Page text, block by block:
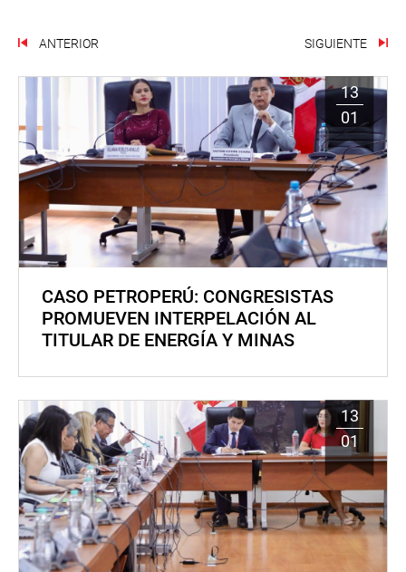
ANTERIOR SIGUIENTE
13
01
CASO PETROPERÚ: CONGRESISTAS
PROMUEVEN INTERPELACIÓN AL
TITULAR DE ENERGÍA Y MINAS
13
01